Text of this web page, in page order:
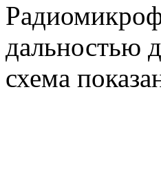
дальностью
схема